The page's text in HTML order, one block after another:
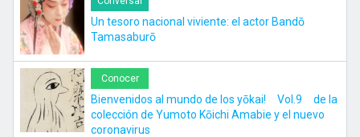
Un tesoro nacional viviente: el actor Bandō
Tamasaburō
Conocer
Bienvenidos al mundo de los yōkai! Vol.9 de la
colección de Yumoto Kōichi Amabie y el nuevo
coronavirus